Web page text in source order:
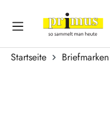
Zum Hauptinhalt springen
Startseite